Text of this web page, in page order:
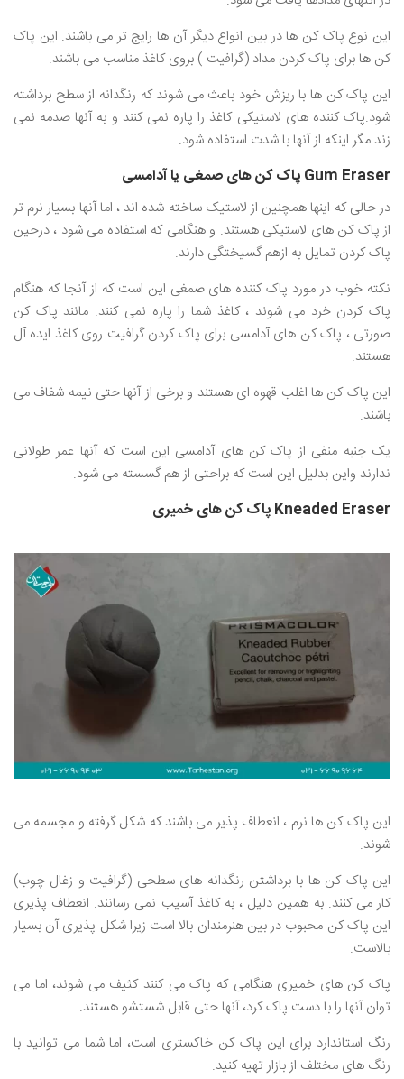
این نوع پاک کن ها در بین انواع دیگر آن ها رایج تر می باشند. این پاک
کن ها برای پاک کردن مداد (گرافیت ) بروی کاغذ مناسب می باشند.
این پاک کن ها با ریزش خود باعث می شوند که رنگدانه از سطح برداشته
شود.پاک کننده های لاستیکی کاغذ را پاره نمی کنند و به آنها صدمه نمی
زند مگر اینکه از آنها با شدت استفاده شود.
Gum Eraser پاک کن های صمغی یا آدامسی
در حالی که اینها همچنین از لاستیک ساخته شده اند ، اما آنها بسیار نرم تر
از پاک کن های لاستیکی هستند. و هنگامی که استفاده می شود ، درحین
پاک کردن تمایل به ازهم گسیختگی دارند.
نکته خوب در مورد پاک کننده های صمغی این است که از آنجا که هنگام
پاک کردن خرد می شوند ، کاغذ شما را پاره نمی کنند. مانند پاک کن
صورتی ، پاک کن های آدامسی برای پاک کردن گرافیت روی کاغذ ایده آل
هستند.
این پاک کن ها اغلب قهوه ای هستند و برخی از آنها حتی نیمه شفاف می
باشند.
یک جنبه منفی از پاک کن های آدامسی این است که آنها عمر طولانی
ندارند واین بدلیل این است که براحتی از هم گسسته می شود.
Kneaded Eraser پاک کن های خمیری
این پاک کن ها نرم ، انعطاف پذیر می باشند که شکل گرفته و مجسمه می
شوند.
این پاک کن ها با برداشتن رنگدانه های سطحی (گرافیت و زغال چوب)
کار می کنند. به همین دلیل ، به کاغذ آسیب نمی رسانند. انعطاف پذیری
این پاک کن محبوب در بین هنرمندان بالا است زیرا شکل پذیری آن بسیار
بالاست.
پاک کن های خمیری هنگامی که پاک می کنند کثیف می شوند، اما می
توان آنها را با دست پاک کرد، آنها حتی قابل شستشو هستند.
رنگ استاندارد برای این پاک کن خاکستری است، اما شما می توانید با
رنگ های مختلف از بازار تهیه کنید.